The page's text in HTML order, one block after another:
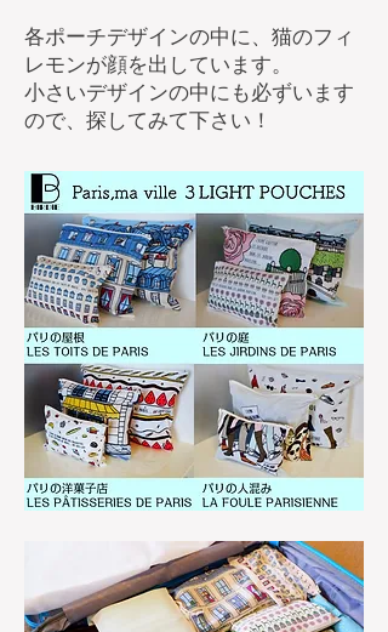
各ポーチデザインの中に、猫のフィ
レモンが顔を出しています。
​小さいデザインの中にも必ずいます
ので、探してみて下さい！